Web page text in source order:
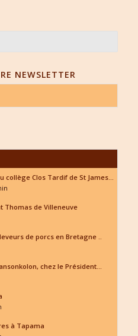
NEWSLETTER
Clos Tardif de St James...
Thomas de Villeneuve
de porcs en Bretagne ..
chez le Président...
à Tapama